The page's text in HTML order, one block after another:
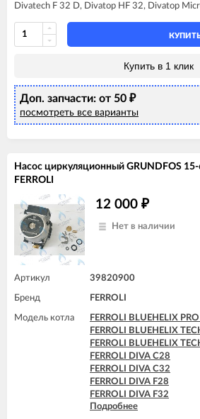
FERROLI DIVAtop micro
FERROLI DIVAtop ST F32
Divatech F 32 D, Divatop HF 32, Divatop
Купить в 1 клик
Доп. запчасти: от 50 ₽
посмотреть все варианты
Насос циркуляционный GRUNDFOS
FERROLI
12 000 ₽
Нет в наличии
Артикул 39820900
Бренд FERROLI
Модель котла
FERROLI BLUEHELIX
FERROLI BLUEHELIX
FERROLI BLUEHELIX
FERROLI DIVA C28
FERROLI DIVA C32
FERROLI DIVA F28
FERROLI DIVA F32
FERROLI DIVA F37
Подробнее